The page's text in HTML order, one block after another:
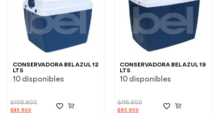
CONSERVADORA BEL AZUL 12
LTS
10 disponibles
₲106.900
₲85.900
CONSERVADORA BEL AZUL 19
LTS
10 disponibles
₲116.900
₲93.900